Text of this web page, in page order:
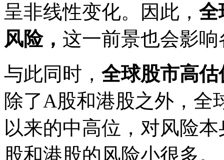
呈非线性变化。因此， 全
风险， 这一前景也会影
与此同时， 全球股市高
除了A股和港股之外，全
以来的中高位，对风险
股和港股的风险小很多。